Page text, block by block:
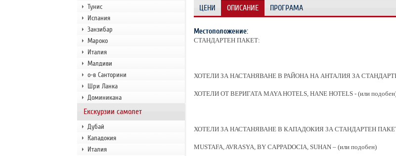
Тунис
Испания
Занзибар
Мароко
Италия
Малдиви
о-в Санторини
Шри Ланка
Доминикана
Екскурзии самолет
Дубай
Кападокия
Италия
ЦЕНИ ОПИСАНИЕ ПРОГРАМА
Местоположение:
СТАНДАРТЕН ПАКЕТ:
ХОТЕЛИ ЗА НАСТАНЯВАНЕ В РАЙОНА НА АНТАЛИЯ ЗА
ХОТЕЛИ ОТ ВЕРИГАТА MAYA HOTELS, HANE HOTELS - (или
ХОТЕЛИ ЗА НАСТАНЯВАНЕ В КАПАДОКИЯ ЗА СТАНДАРТЕН
MUSTAFA, AVRASYA, BY CAPPADOCIA, SUHAN – (или подобен)